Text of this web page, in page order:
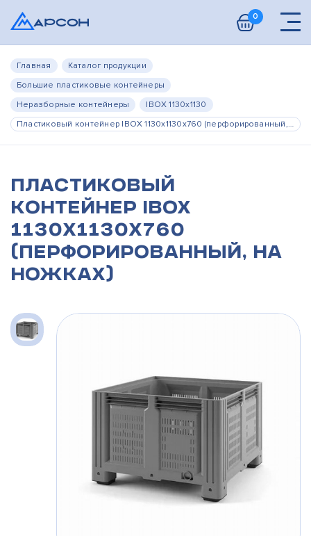
0
Главная
Каталог продукции
Большие пластиковые контейнеры
Неразборные контейнеры
IBOX 1130х1130
Пластиковый контейнер IBOX 1130x1130x760 (перфорированный, на ножках)
Пластиковый
контейнер IBOX
1130x1130x760
(перфорированный, на
ножках)